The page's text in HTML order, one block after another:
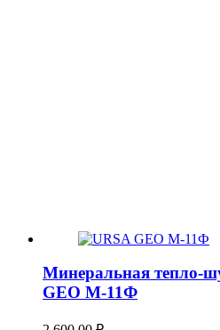
Минеральная тепло-
GEO М-11Ф